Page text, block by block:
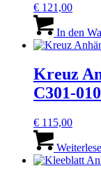
€ 121,00
In den
Kreuz
C301-010
€ 115,00